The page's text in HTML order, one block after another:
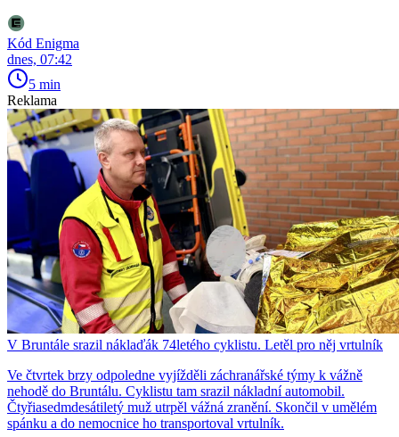
Kód Enigma
dnes, 07:42
5 min
Reklama
V Bruntále srazil náklaďák 74letého cyklistu. Letěl pro něj vrtulník
Ve čtvrtek brzy odpoledne vyjížděli záchranářské týmy k vážně
nehodě do Bruntálu. Cyklistu tam srazil nákladní automobil.
Čtyřiasedmdesátiletý muž utrpěl vážná zranění. Skončil v umělém
spánku a do nemocnice ho transportoval vrtulník.